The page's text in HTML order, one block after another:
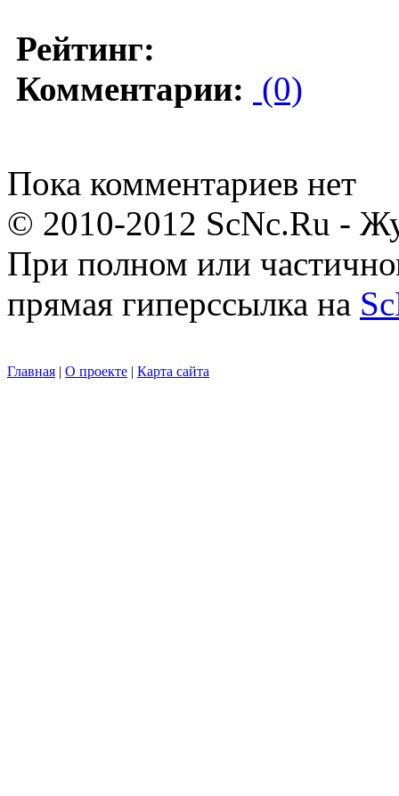
Рейтинг:
Комментарии: (0)
Пока комментариев нет
© 2010-2012 ScNc.Ru -
При полном или
прямая гиперссылка на
Главная | О проекте | Карта сайта